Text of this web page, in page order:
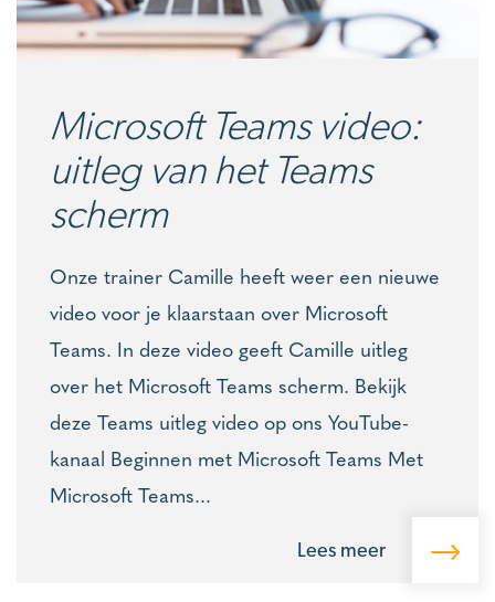
Microsoft Teams video:
uitleg van het Teams
scherm
Onze trainer Camille heeft weer een nieuwe
video voor je klaarstaan over Microsoft
Teams. In deze video geeft Camille uitleg
over het Microsoft Teams scherm. Bekijk
deze Teams uitleg video op ons YouTube-
kanaal Beginnen met Microsoft Teams Met
Microsoft Teams...
Lees meer